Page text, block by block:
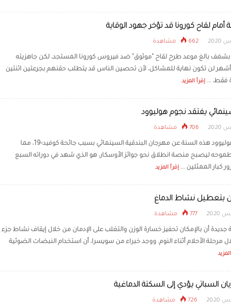
أمام لقاح كورونا قد تؤخر جهود الوقاية
662 مشاهدة
بشغف بالغ موعد طرح لقاح "موثوق" ضد فيروس كورونا المستجد، لكن جاهزيته
أشهر لن تكون نهاية للمشاكل، لأن تحصين الناس قد يتطلب حقنهم بجرعتين اثنتين
فقط، ... إقرأ المزيد
يفتقد نجوم هوليوود
706 مشاهدة
يغيب نجوم هوليوود هذه السنة عن مهرجان البندقية السينمائي بسبب جائحة كوفيد-19، مما
ليصبح منصة انطلاق نحو جوائز الأوسكار، هو الذي شهد في دوراته السبع
كبار الممثلين ... إقرأ المزيد
بتعطيل نشاط الدماغ
777 مشاهدة
أن بالإمكان تحفيز خسارة الوزن والتغلب على الإدمان من خلال إيقاف نشاط جزء
مرحلة الأحلام أثناء النوم. ووجد خبراء من سويسرا، أن استخدام النبضات الضوئية
السباتي يؤدي إلى السكتة الدماغية
726 مشاهدة